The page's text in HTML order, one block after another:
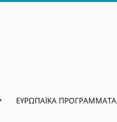
ΕΥΡΩΠΑΪΚΆ ΠΡΟΓΡΆΜΜΑΤΑ